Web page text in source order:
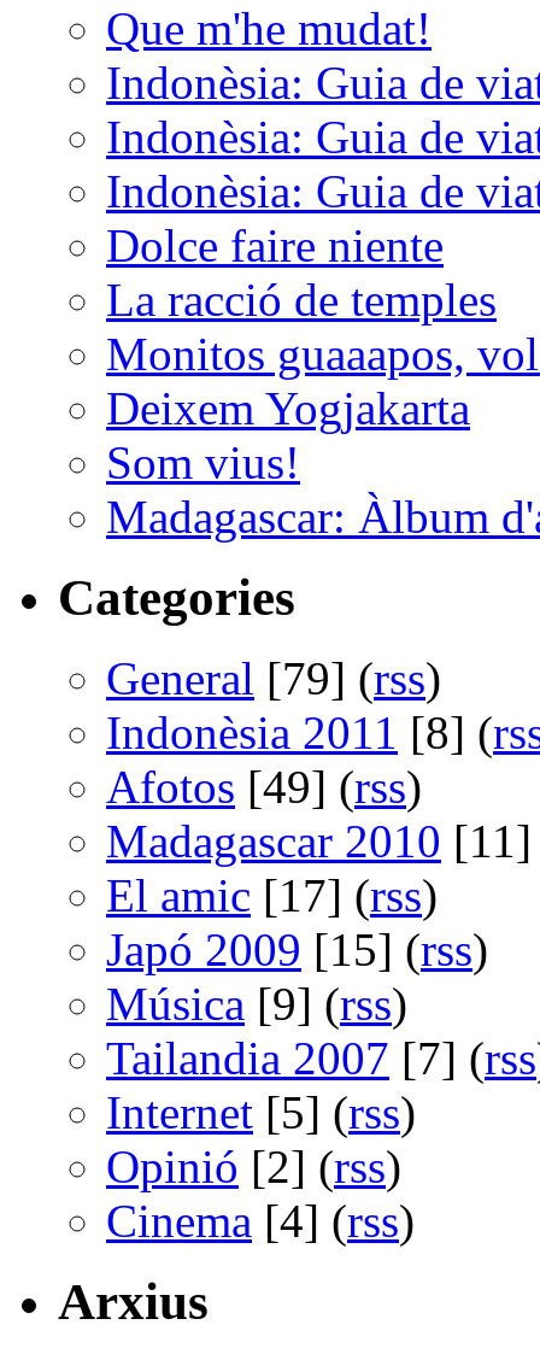
Que m'he mudat!
Indonèsia: Guia de
Indonèsia: Guia de
Indonèsia: Guia de
Dolce faire niente
La racció de temples
Monitos guaaapos,
Deixem Yogjakarta
Som vius!
Madagascar: Àlbum
Categories
General [79] (rss)
Indonèsia 2011 [8] (
Afotos [49] (rss)
Madagascar 2010
El amic [17] (rss)
Japó 2009 [15] (rss)
Música [9] (rss)
Tailandia 2007 [7] (rss
Internet [5] (rss)
Opinió [2] (rss)
Cinema [4] (rss)
Arxius